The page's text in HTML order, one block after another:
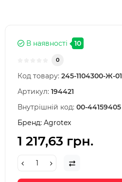
В наявності 10
0
Код товару: 245-1104300-Ж-01
Артикул: 194421
Внутрішній код: 00-44159405
Бренд: Agrotex
1 217,63 грн.